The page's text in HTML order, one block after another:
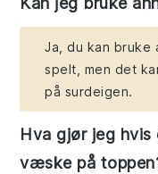
Ja, du kan bruke
spelt, men det
på surdeigen.
Hva gjør jeg hvis
væske på